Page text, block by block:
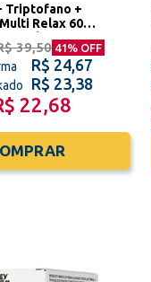
Triptofano +
Relax 60
Oliveira
39,50 41% OFF
R$ 24,67
R$ 23,38
22,68